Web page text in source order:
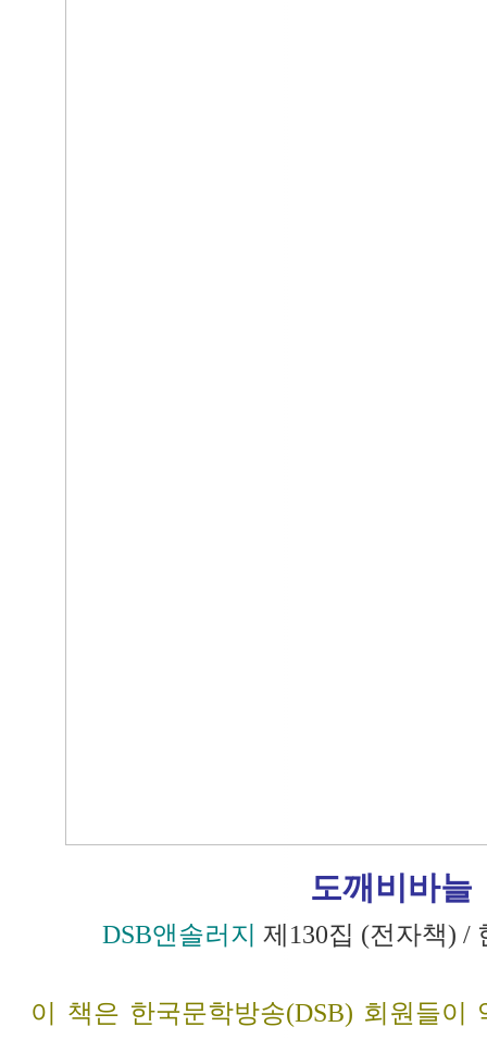
도깨비바늘
DSB앤솔러지 제130집 (전자책)
이 책은 한국문학방송(DSB) 회원들이